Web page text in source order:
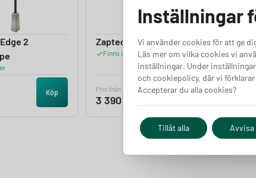
2
Köp
Zaptec Go Laddstolpe
Finns i lager
Pris från
3 390
Köp
Finns
Pris från
Inställningar
Vi använder cookies för att ge
Läs mer om vilka cookies vi
inställningar. Under
och cookiepolicy, där vi
Accepterar du alla cookies?
Tillåt alla Avvisa